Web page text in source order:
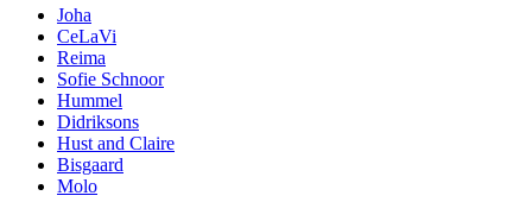
Joha
CeLaVi
Reima
Sofie Schnoor
Hummel
Didriksons
Hust and Claire
Bisgaard
Molo